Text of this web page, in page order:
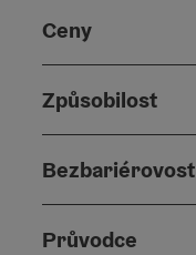
Ceny
Způsobilost
Bezbariérovost
Průvodce